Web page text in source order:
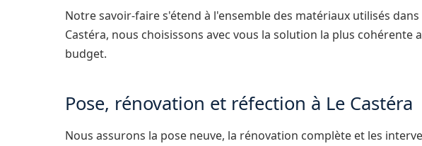
Notre savoir-faire s'étend à l'ensemble des matériaux utilisés
Castéra, nous choisissons avec vous la solution la plus cohérente
budget.
Pose, rénovation et réfection à Le Castéra
Nous assurons la pose neuve, la rénovation complète et les